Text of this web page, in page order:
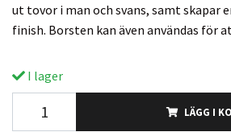
ut tovor i man och svans, samt skapar
finish. Borsten kan även användas för at
I lager
LÄGG I